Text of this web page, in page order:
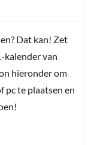
Dat kan! Zet
kalender van
hieronder om
pc te plaatsen en